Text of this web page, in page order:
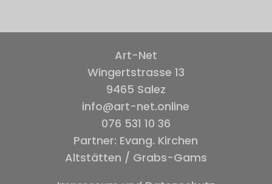
Art-Net
Wingertstrasse 13
9465 Salez
info@art-net.online
076 531 10 36
Partner: Evang. Kirchen
Altstätten / Grabs-Gams